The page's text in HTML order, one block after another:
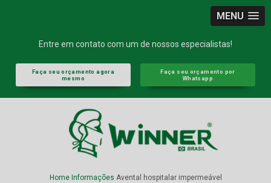
MENU
Entre em contato com um de nossos especialistas!
Faça seu orçamento agora
mesmo
Faça seu orçamento por
Whatsapp
Home Informações Avental hospitalar impermeável